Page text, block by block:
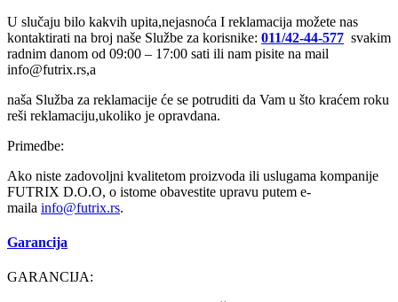
U slučaju bilo kakvih upita,nejasnoća I reklamacija možete nas
kontaktirati na broj naše Službe za korisnike: 011/42-44-577 svakim
radnim danom od 09:00 – 17:00 sati ili nam pisite na mail
info@futrix.rs,a
naša Služba za reklamacije će se potruditi da Vam u što kraćem roku
reši reklamaciju,ukoliko je opravdana.
Primedbe:
Ako niste zadovoljni kvalitetom proizvoda ili uslugama kompanije
FUTRIX D.O.O, o istome obavestite upravu putem e-
maila info@futrix.rs.
Garancija
GARANCIJA: